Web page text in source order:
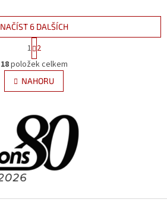
O
v
l
á
a
í
p
r
v
NAČÍST 6 DALŠÍCH
t
r
á
n
k
v
á
n
1 2
18položek celkem
NAHORU